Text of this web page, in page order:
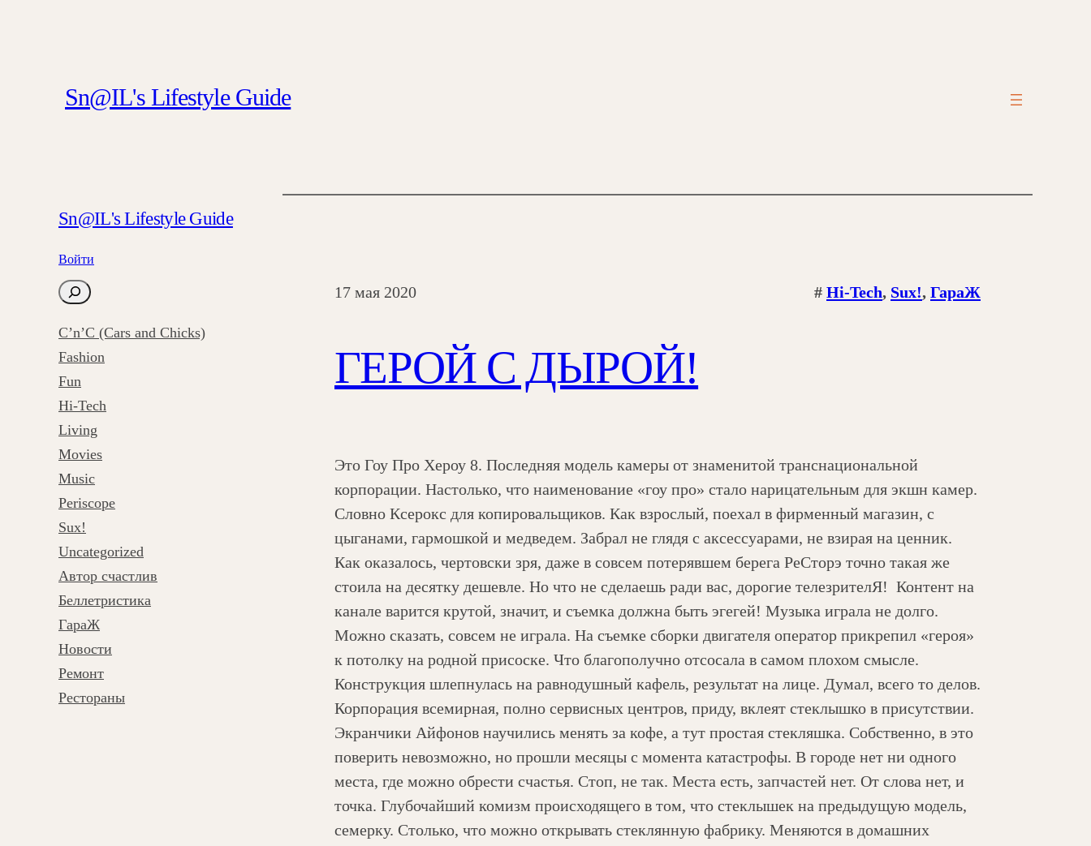
Sn@IL's Lifestyle Guide
Sn@IL's Lifestyle Guide
Войти
П
и
с
к
C’n’C (Cars and Chicks)
Fashion
Fun
Hi-Tech
Living
Movies
Music
Periscope
Sux!
Uncategorized
Автор счастлив
Беллетристика
ГараЖ
Новости
Ремонт
Рестораны
17 мая 2020 # Hi-Tech, Sux!, ГараЖ
ГЕРОЙ С ДЫРОЙ!
Это Гоу Про Хероу 8. Последняя модель камеры от знаменитой транснациональной
корпорации. Настолько, что наименование «гоу про» стало нарицательным для экшн камер.
Словно Ксерокс для копировальщиков. Как взрослый, поехал в фирменный магазин, с
цыганами, гармошкой и медведем. Забрал не глядя с аксессуарами, не взирая на ценник.
Как оказалось, чертовски зря, даже в совсем потерявшем берега РеСторэ точно такая же
стоила на десятку дешевле. Но что не сделаешь ради вас, дорогие телезрителЯ! Контент на
канале варится крутой, значит, и съемка должна быть эгегей! Музыка играла не долго.
Можно сказать, совсем не играла. На съемке сборки двигателя оператор прикрепил «героя»
к потолку на родной присоске. Что благополучно отсосала в самом плохом смысле.
Конструкция шлепнулась на равнодушный кафель, результат на лице. Думал, всего то делов.
Корпорация всемирная, полно сервисных центров, приду, вклеят стеклышко в присутствии.
Экранчики Айфонов научились менять за кофе, а тут простая стекляшка. Собственно, в это
поверить невозможно, но прошли месяцы с момента катастрофы. В городе нет ни одного
места, где можно обрести счастья. Стоп, не так. Места есть, запчастей нет. От слова нет, и
точка. Глубочайший комизм происходящего в том, что стеклышек на предыдущую модель,
семерку. Столько, что можно открывать стеклянную фабрику. Меняются в домашних